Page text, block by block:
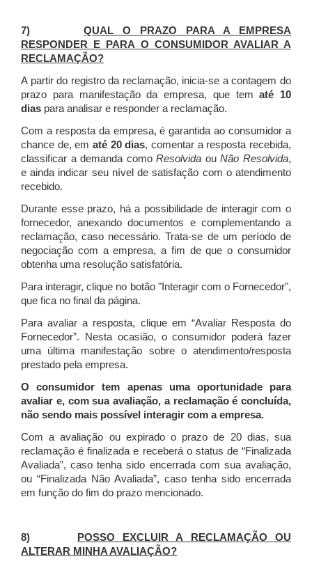
7)QUAL O PRAZO PARA A EMPRESA
RESPONDER E PARA O CONSUMIDOR AVALIAR A
RECLAMAÇÃO?
A partir do registro da reclamação, inicia-se a contagem do
prazo para manifestação da empresa, que tematé 10
dias para analisar e responder a reclamação.
Com a resposta da empresa, é garantida ao consumidor a
chance de, em até 20 dias, comentar a resposta recebida,
classificar a demanda comoResolvida ouNão Resolvida,
e ainda indicar seu nível de satisfação com o atendimento
recebido.
Durante esse prazo, há a possibilidade de interagir com o
fornecedor, anexando documentos e complementando a
reclamação, caso necessário.Trata-se de um período de
negociação com a empresa, a fim de que o consumidor
obtenha uma resolução satisfatória.
Para interagir, clique no botão "Interagir com o Fornecedor",
que fica no final da página.
Para avaliar a resposta, clique em “Avaliar Resposta do
Fornecedor”. Nesta ocasião, o consumidor poderá fazer
uma última manifestação sobre o atendimento/resposta
prestado pela empresa.
O consumidor tem apenas uma oportunidade para
avaliar e, com sua avaliação, a reclamação é concluída,
não sendo mais possível interagir com a empresa.
Com a avaliação ou expirado o prazo de 20 dias, sua
reclamação é finalizada e receberá o status de “Finalizada
Avaliada”, caso tenha sido encerrada com sua avaliação,
ou “Finalizada Não Avaliada”, caso tenha sido encerrada
em função do fim do prazo mencionado.
8)
POSSO EXCLUIR A RECLAMAÇÃO OU
ALTERAR MINHA AVALIAÇÃO?